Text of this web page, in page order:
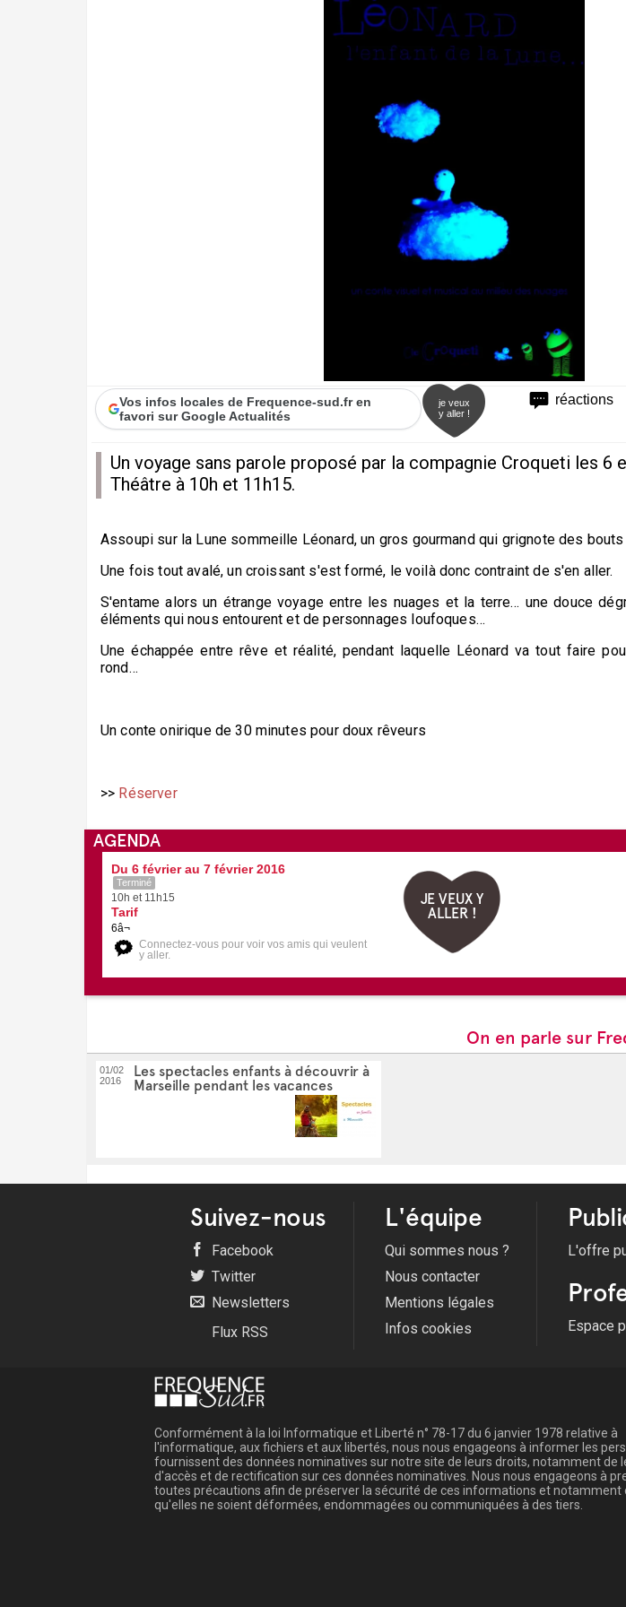
réactions
Vos infos locales de Frequence-sud.fr en
favori sur Google Actualités
je veux
y aller !
Un voyage sans parole proposé par la compagnie Croqueti les 6
Théâtre à 10h et 11h15.
Assoupi sur la Lune sommeille Léonard, un gros gourmand qui grignote des bouts
Une fois tout avalé, un croissant s'est formé, le voilà donc contraint de s'en aller.
S'entame alors un étrange voyage entre les nuages et la terre… une douce
éléments qui nous entourent et de personnages loufoques…
Une échappée entre rêve et réalité, pendant laquelle Léonard va tout faire
rond…
Un conte onirique de 30 minutes pour doux rêveurs
>> Réserver
AGENDA
Du 6 février au 7 février 2016
Terminé
10h et 11h15
Tarif
6â¬
Connectez-vous pour voir vos amis qui veulent
y aller.
JE VEUX Y
ALLER !
On en parle sur
01/02
2016
Les spectacles enfants à découvrir à
Marseille pendant les vacances
Suivez-nous
Facebook
Twitter
Newsletters
Flux RSS
L'équipe
Qui sommes nous ?
Nous contacter
Mentions légales
Infos cookies
L'offre
Espace
Conformément à la loi Informatique et Liberté n° 78-17 du 6 janvier 1978 relative à
l'informatique, aux fichiers et aux libertés, nous nous engageons à informer les
fournissent des données nominatives sur notre site de leurs droits, notamment de
d'accès et de rectification sur ces données nominatives. Nous nous engageons à
toutes précautions afin de préserver la sécurité de ces informations et notamment
qu'elles ne soient déformées, endommagées ou communiquées à des tiers.